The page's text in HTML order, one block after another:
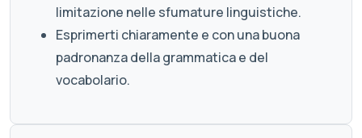
limitazione nelle sfumature linguistiche.
Esprimerti chiaramente e con una buona
padronanza della grammatica e del
vocabolario.